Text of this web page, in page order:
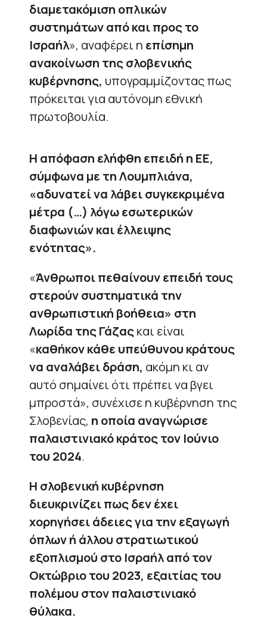
διαμετακόμιση οπλικών
συστημάτων από και προς το
Ισραήλ», αναφέρει η επίσημη
ανακοίνωση της σλοβενικής
κυβέρνησης, υπογραμμίζοντας πως
πρόκειται για αυτόνομη εθνική
πρωτοβουλία.
Η απόφαση ελήφθη επειδή η ΕΕ,
σύμφωνα με τη Λουμπλιάνα,
«αδυνατεί να λάβει συγκεκριμένα
μέτρα (…) λόγω εσωτερικών
διαφωνιών και έλλειψης
ενότητας».
«Άνθρωποι πεθαίνουν επειδή τους
στερούν συστηματικά την
ανθρωπιστική βοήθεια» στη
Λωρίδα της Γάζαςκαι είναι
«καθήκον κάθε υπεύθυνου κράτους
να αναλάβει δράση, ακόμη κι αν
αυτό σημαίνει ότι πρέπει να βγει
μπροστά», συνέχισε η κυβέρνηση της
Σλοβενίας, η οποία αναγνώρισε
παλαιστινιακό κράτος τον Ιούνιο
του 2024.
Η σλοβενική κυβέρνηση
διευκρινίζει πως δεν έχει
χορηγήσει άδειες για την εξαγωγή
όπλων ή άλλου στρατιωτικού
εξοπλισμού στο Ισραήλ από τον
Οκτώβριο του 2023, εξαιτίας του
πολέμου στον παλαιστινιακό
θύλακα.